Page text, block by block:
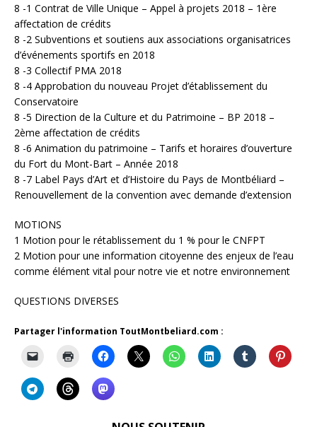
8 -1 Contrat de Ville Unique – Appel à projets 2018 – 1ère
affectation de crédits
8 -2 Subventions et soutiens aux associations organisatrices
d’événements sportifs en 2018
8 -3 Collectif PMA 2018
8 -4 Approbation du nouveau Projet d’établissement du
Conservatoire
8 -5 Direction de la Culture et du Patrimoine – BP 2018 –
2ème affectation de crédits
8 -6 Animation du patrimoine – Tarifs et horaires d’ouverture
du Fort du Mont-Bart – Année 2018
8 -7 Label Pays d’Art et d’Histoire du Pays de Montbéliard –
Renouvellement de la convention avec demande d’extension
MOTIONS
1 Motion pour le rétablissement du 1 % pour le CNFPT
2 Motion pour une information citoyenne des enjeux de l’eau
comme élément vital pour notre vie et notre environnement
QUESTIONS DIVERSES
Partager l'information ToutMontbeliard.com :